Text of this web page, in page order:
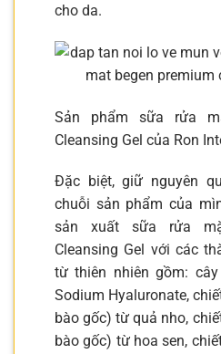
cho da.
Sản phẩm sữa rửa
Cleansing Gel của Ron
Đặc biệt, giữ nguyên
chuỗi sản phẩm của
sản xuất sữa rửa
Cleansing Gel với các
từ thiên nhiên gồm: cây
Sodium Hyaluronate,
bào gốc) từ quả nho,
bào gốc) từ hoa sen,